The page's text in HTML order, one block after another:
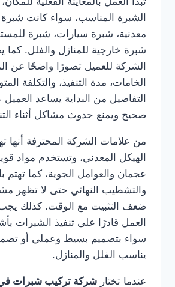
الشبرة المناسب، سواء كانت
معدنية، شبرة سيارات، شبرة
شبرة خارجية للمنازل والفلل.
الشركة للعميل تصورًا واضحًا عن
الخامات، مدة التنفيذ، والتكلفة
التفاصيل من البداية يساعد العميل
صحيح ويمنع حدوث مشاكل أثناء
من علامات الشركة المحترفة أنها
الهيكل المعدني، وتستخدم مواد
عجمان والعوامل الجوية، كما تهتم
والتشطيب النهائي حتى لا تظهر
ضعف التثبيت مع الوقت. كذلك
العمل قادرًا على تنفيذ الشبرات
سواء بتصميم بسيط وعملي أو
يناسب الفلل والمنازل.
عندما تختار شركة تركيب شبرات